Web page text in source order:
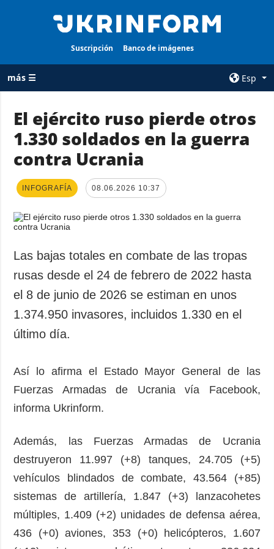
Suscripción Banco de imágenes
más ☰
Esp
TODAS LAS
CATEGORÍAS
Guerra
Reconstrucción
Política
Defensa
Sociedad y
Cultura
Deportes
Crimen
emergencias
AGENCIA
privacidad y
protección de
ADICIONAL
Podcasts
Entrevistas
Fotos
Releases
SERVICIOS
imágenes
El ejército ruso pierde otros
1.330 soldados en la guerra
contra Ucrania
INFOGRAFÍA 08.06.2026 10:37
Las bajas totales en combate de las tropas
rusas desde el 24 de febrero de 2022 hasta
el 8 de junio de 2026 se estiman en unos
1.374.950 invasores, incluidos 1.330 en el
último día.
Así lo afirma el Estado Mayor General de las
Fuerzas Armadas de Ucrania vía Facebook,
informa Ukrinform.
Además, las Fuerzas Armadas de Ucrania
destruyeron 11.997 (+8) tanques, 24.705 (+5)
vehículos blindados de combate, 43.564 (+85)
sistemas de artillería, 1.847 (+3) lanzacohetes
múltiples, 1.409 (+2) unidades de defensa aérea,
436 (+0) aviones, 353 (+0) helicópteros, 1.607